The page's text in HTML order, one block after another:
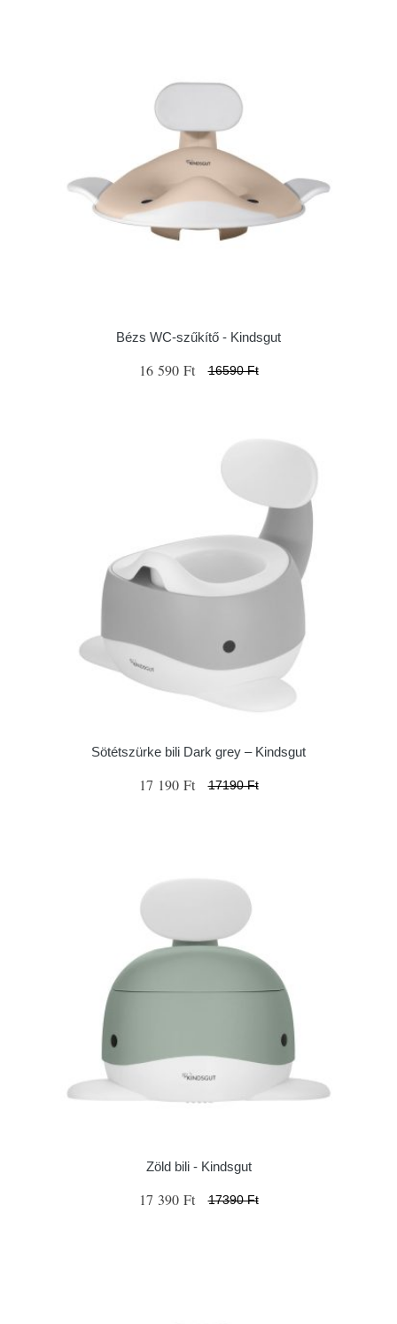
Bézs WC-szűkítő - Kindsgut
16 590 Ft 16590 Ft
Sötétszürke bili Dark grey – Kindsgut
17 190 Ft 17190 Ft
Zöld bili - Kindsgut
17 390 Ft 17390 Ft